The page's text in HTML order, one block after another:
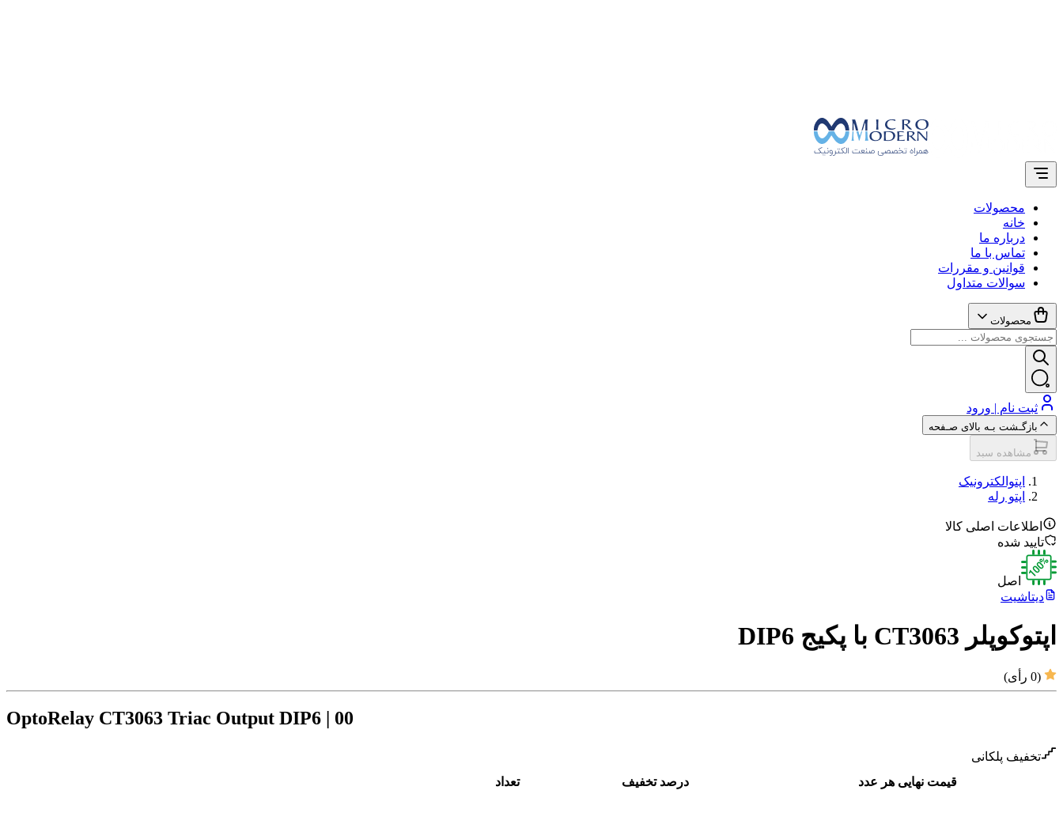
محصولات
خانه
درباره ما
تماس با ما
قوانین و مقررات
سوالات متداول
محصولات
ثبت نام | ورود
بازگـشت بـه بالای صـفحه
مشاهده سبد
اپتوالکترونیک
اپتو رله
اطلاعات اصلی کالا
تایید شده
اصل
دیتاشیت
اپتوکوپلر CT3063 با پکیج DIP6
(
0 رأی)
OptoRelay CT3063 Triac Output DIP6 | 00
تخفیف پلکانی
قیمت نهایی هر عدد
درصد تخفیف تعداد